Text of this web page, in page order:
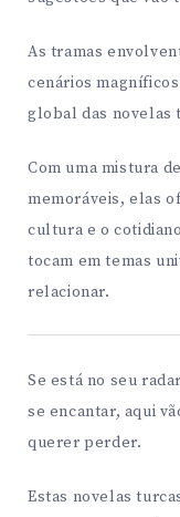
As tramas
cenários
global das novelas
Com uma mistura
memoráveis, elas
cultura e o
tocam em temas
relacionar.
Se está no seu
se encantar, aqui
querer perder.
Estas novelas